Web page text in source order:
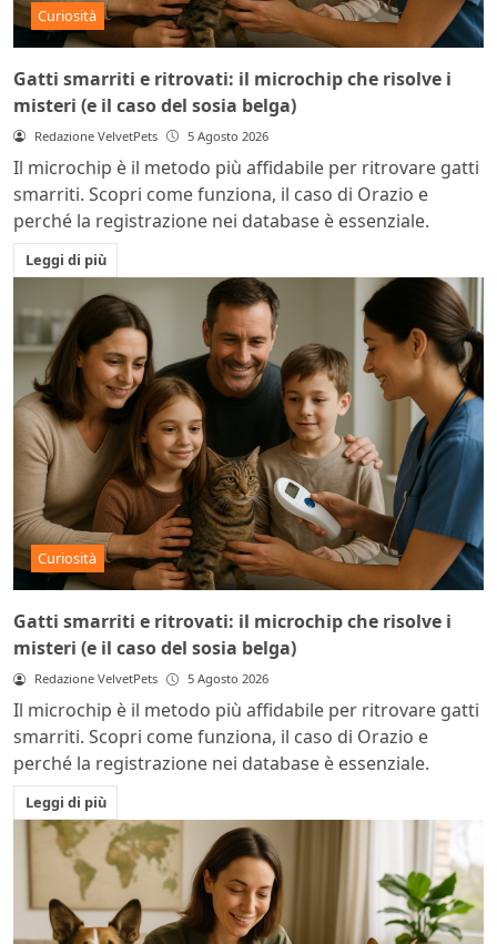
Curiosità
Gatti smarriti e ritrovati: il microchip che risolve i
misteri (e il caso del sosia belga)
Redazione VelvetPets 5 Agosto 2026
Il microchip è il metodo più affidabile per ritrovare gatti
smarriti. Scopri come funziona, il caso di Orazio e
perché la registrazione nei database è essenziale.
Leggi di più
Curiosità
Gatti smarriti e ritrovati: il microchip che risolve i
misteri (e il caso del sosia belga)
Redazione VelvetPets 5 Agosto 2026
Il microchip è il metodo più affidabile per ritrovare gatti
smarriti. Scopri come funziona, il caso di Orazio e
perché la registrazione nei database è essenziale.
Leggi di più